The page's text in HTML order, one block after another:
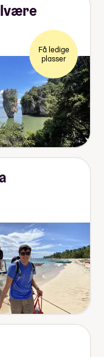
Få ledige
plasser